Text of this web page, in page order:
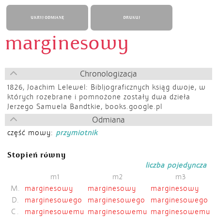
UKRYJ ODMIANĘ DRUKUJ
marginesowy
Chronologizacja
1826, Joachim Lelewel: Bibljograficznych ksiąg dwoje, w
których rozebrane i pomnożone zostały dwa dzieła
Jerzego Samuela Bandtkie, books.google.pl
Odmiana
część mowy: przymiotnik
Stopień równy
liczba pojedyncza
m1
m2
m3
M.
marginesowy marginesowy marginesowy
D.
marginesowego marginesowego marginesowego
C.
marginesowemu marginesowemu marginesowemu